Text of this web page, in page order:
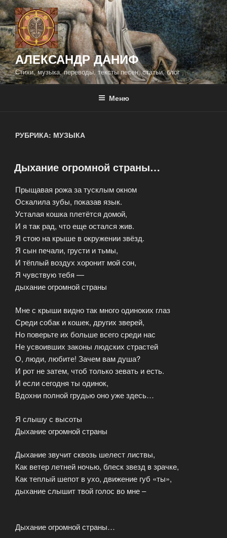
Перейти
к
содержимому
АЛЕКСАНДР ДАНИФ
Стихи, музыка, переводы, тексты песен, статьи, блог
Меню
РУБРИКА: МУЗЫКА
ОПУБЛИКОВАНО
Дыхание огромной страны…
Прыщавая рожа за тусклым окном
Оскалила зубы, показав язык.
Усталая кошка плетётся домой,
И я так рад, что еще остался жив.
Я стою на крыше в окружении звёзд.
Я сын печали, грусти и тьмы,
И тёплый воздух хоронит мой сон,
Я чувствую тебя —
дыхание огромной страны
Мне с крыши видно так много одиноких глаз
Среди собак и кошек, других зверей,
Но поверьте их больше всего среди нас
Не усвоивших законы людских страстей
О, люди, любите! Зачем вам душа?
И рот не затем, чтоб только зевать и есть.
И если сегодня ты одинок,
Вдохни полной грудью оно уже здесь…
Я слышу с высоты
Дыхание огромной страны
Дыхание звучит сквозь шелест листвы,
Как ветер летней ночью, блеск звезд в зрачке,
Как теплый шепот в ухо, движение губ «ты»,
дыхание слышит твой голос во мне –
Дыхание огромной страны…